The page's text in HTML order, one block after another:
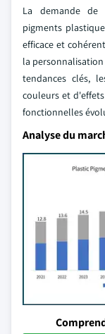
La demande de
pigments
efficace et
la
tendances clés,
couleurs et
fonctionnelles
Analyse du